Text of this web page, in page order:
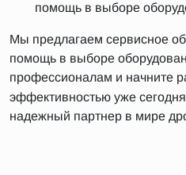
помощь в выборе
Мы предлагаем сервисное
помощь в выборе
профессионалам и начните
эффективностью уже
надежный партнер в мире